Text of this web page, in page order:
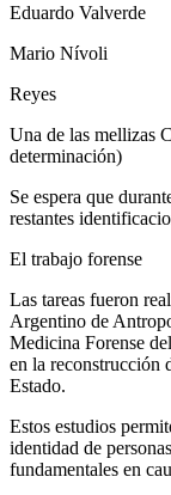
Eduardo Valverde
Mario Nívoli
Reyes
Una de las mellizas
determinación)
Se espera que
restantes
El trabajo forense
Las tareas fueron
Argentino de
Medicina Forense
en la reconstrucción
Estado.
Estos estudios
identidad de
fundamentales en